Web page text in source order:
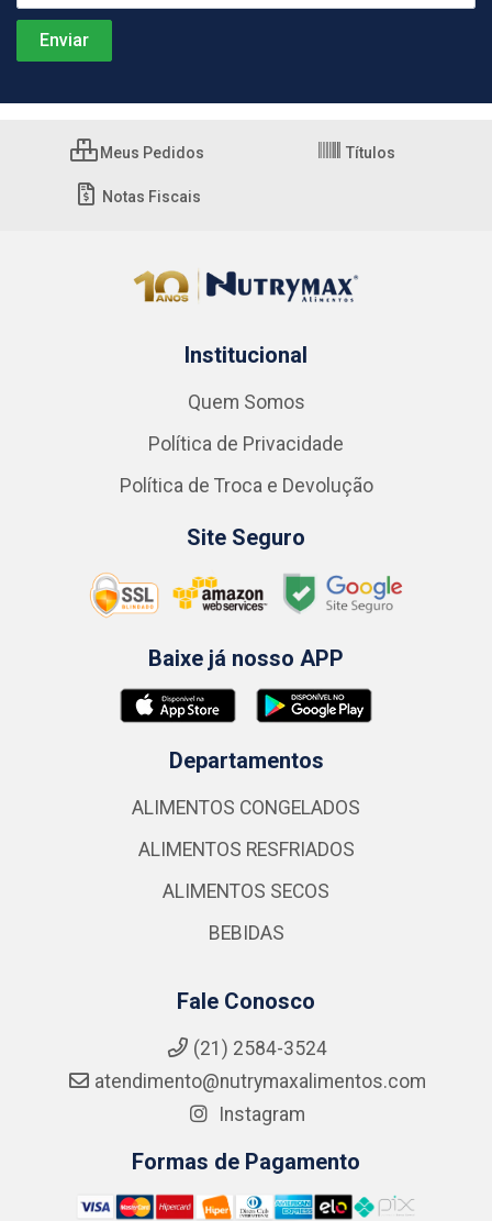
Meus Pedidos Títulos
Notas Fiscais
Institucional
Quem Somos
Política de Privacidade
Política de Troca e Devolução
Site Seguro
Baixe já nosso APP
Departamentos
ALIMENTOS CONGELADOS
ALIMENTOS RESFRIADOS
ALIMENTOS SECOS
BEBIDAS
Fale Conosco
(21) 2584-3524
atendimento@nutrymaxalimentos.com
Instagram
Formas de Pagamento